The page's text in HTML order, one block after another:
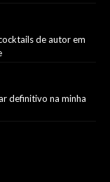
de autor em
definitivo na minha